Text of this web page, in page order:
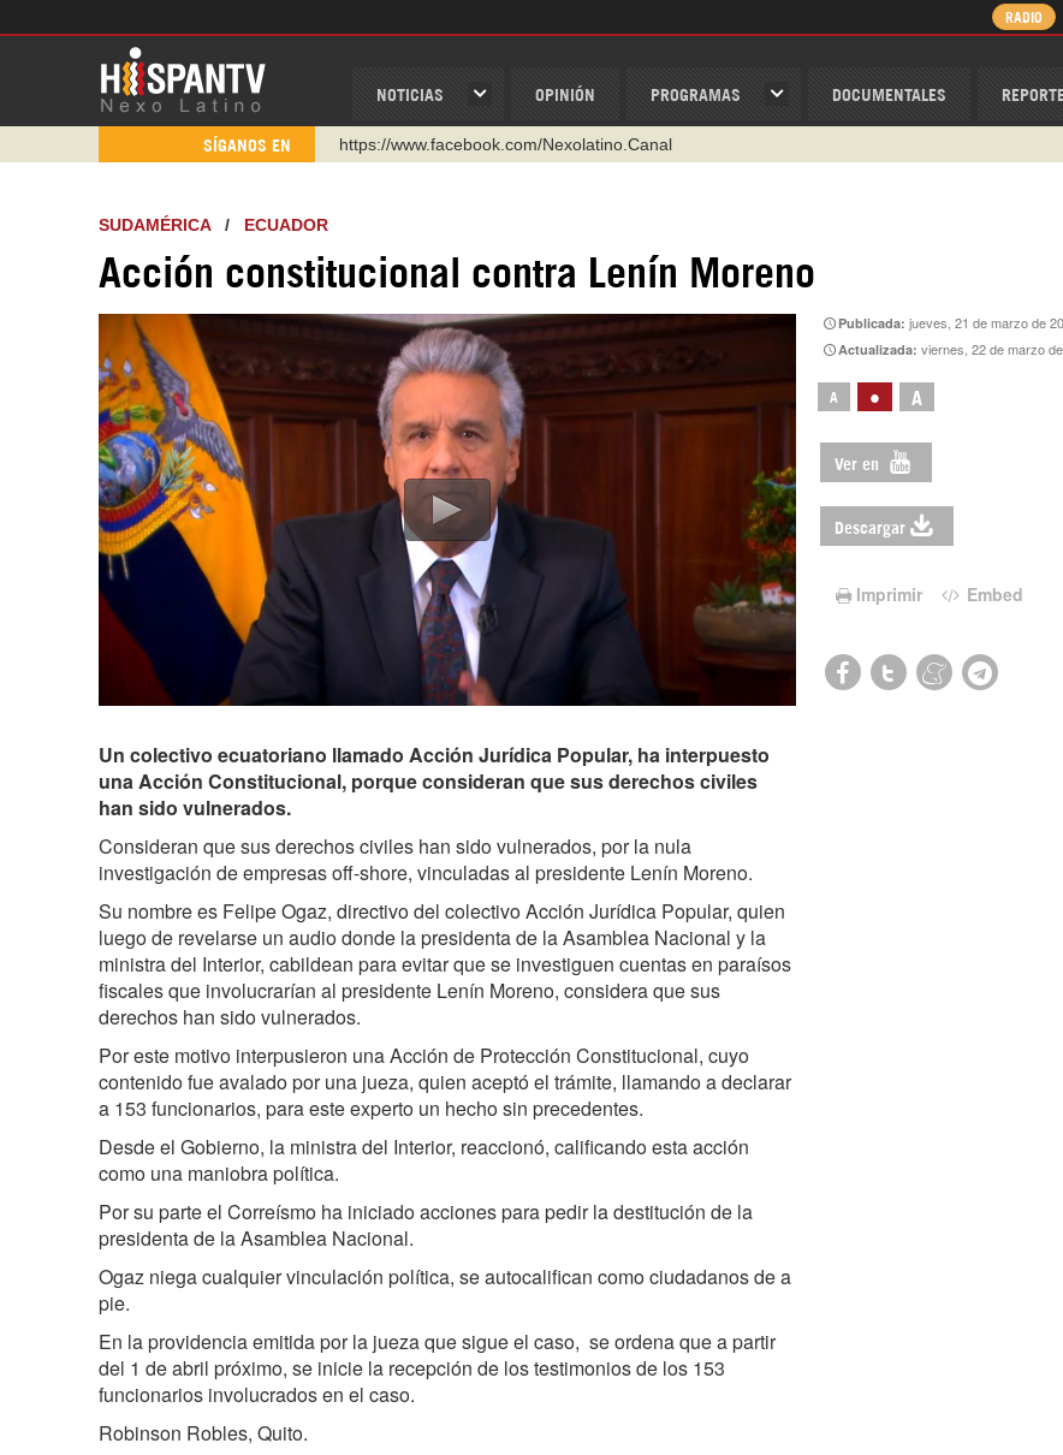
NOTICIAS OPINIÓN PROGRAMAS DOCUMENTALES
RADIO
SÍGANOS EN
https://www.facebook.com/Nexolatino.Canal
https://t.me/hispantvcanal
https://urmedium.com/c/hispantv
WhatsApp y Viber: +98 921 79 29 404
Instagram como: hispan_tv
SUDAMÉRICA/ ECUADOR
Acción constitucional contra Lenín Moreno
Publicada:jueves, 21 de marzo de
Actualizada:viernes, 22 de marzo
A • A
Ver en
Descargar
Imprimir Embed
Un colectivo ecuatoriano llamado Acción Jurídica Popular, ha interpuesto
una Acción Constitucional, porque consideran que sus derechos civiles
han sido vulnerados.
Consideran que sus derechos civiles han sido vulnerados, por la nula
investigación de empresas off-shore, vinculadas al presidente Lenín Moreno.
Su nombre es Felipe Ogaz, directivo del colectivo Acción Jurídica Popular, quien
luego de revelarse un audio donde la presidenta de la Asamblea Nacional y la
ministra del Interior, cabildean para evitar que se investiguen cuentas en paraísos
fiscales que involucrarían al presidente Lenín Moreno, considera que sus
derechos han sido vulnerados.
Por este motivo interpusieron una Acción de Protección Constitucional, cuyo
contenido fue avalado por una jueza, quien aceptó el trámite, llamando a declarar
a 153 funcionarios, para este experto un hecho sin precedentes.
Desde el Gobierno, la ministra del Interior, reaccionó, calificando esta acción
como una maniobra política.
Por su parte el Correísmo ha iniciado acciones para pedir la destitución de la
presidenta de la Asamblea Nacional.
Ogaz niega cualquier vinculación política, se autocalifican como ciudadanos de a
pie.
En la providencia emitida por la jueza que sigue el caso, se ordena que a partir
del 1 de abril próximo, se inicie la recepción de los testimonios de los 153
funcionarios involucrados en el caso.
Robinson Robles, Quito.